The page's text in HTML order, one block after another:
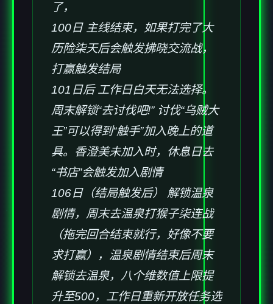
了，
100日 主线结束，如果打完了大
历险柒天后会触发拂晓交流战，
打赢触发结局
101日后 工作日白天无法选择。
周末解锁“去讨伐吧!” 讨伐“乌贼大
王”可以得到“触手”加入晚上的道
具。香澄美未加入时，休息日去
“书店”会触发加入剧情
106日（结局触发后） 解锁温泉
剧情，周末去温泉打猴子柒连战
（拖完回合结束就行，好像不要
求打赢），温泉剧情结束后周末
解锁去温泉，八个维数值上限提
升至500，工作日重新开放任务选